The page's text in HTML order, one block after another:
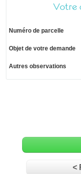
Votre
Numéro de parcelle
Objet de votre demande
Autres observations
<